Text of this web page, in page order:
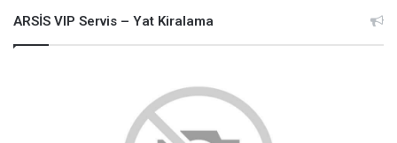
ARSİS VIP Servis – Yat Kiralama